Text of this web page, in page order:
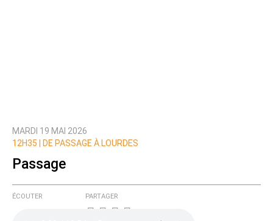
MARDI 19 MAI 2026
12H35 |
DE PASSAGE À LOURDES
Passage
ÉCOUTER PARTAGER